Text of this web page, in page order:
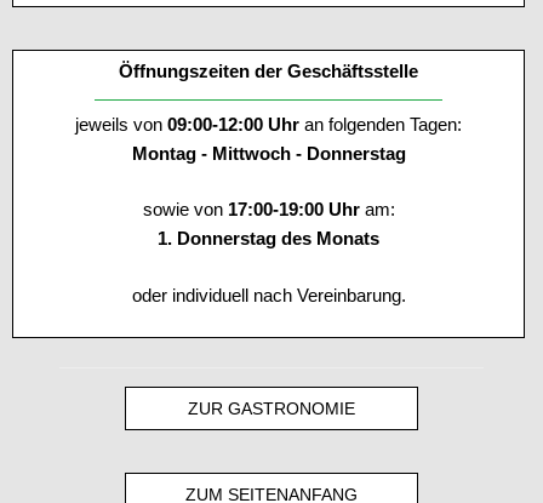
Öffnungszeiten der Geschäftsstelle
jeweils von 09:00-12:00 Uhr an folgenden Tagen:
Montag - Mittwoch - Donnerstag
sowie von 17:00-19:00 Uhram:
1. Donnerstag des Monats
oder individuell nach Vereinbarung.
ZUR GASTRONOMIE
ZUM SEITENANFANG